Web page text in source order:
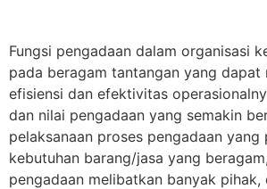
Fungsi pengadaan dalam organisasi
pada beragam tantangan yang dapat
efisiensi dan efektivitas
dan nilai pengadaan yang semakin
pelaksanaan proses pengadaan yang
kebutuhan barang/jasa yang
pengadaan melibatkan banyak pihak,